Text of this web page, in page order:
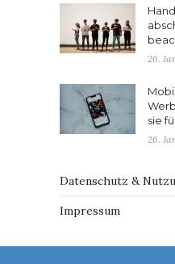
26.
sie
26.
Datenschutz &
Impressum